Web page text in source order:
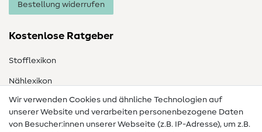
Bestellung widerrufen
Kostenlose Ratgeber
Stofflexikon
Nählexikon
Nähanleitungen
Hilfe & Kontakt
Wir verwenden Cookies und ähnliche Technologien auf
unserer Website und verarbeiten personenbezogene Daten
von Besucher:innen unserer Webseite (z.B. IP-Adresse), um z.B.